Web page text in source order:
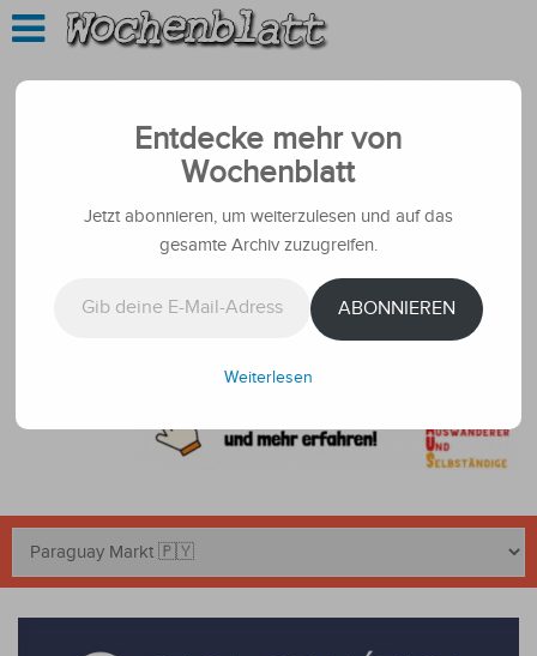
Entdecke mehr von
Wochenblatt
Jetzt abonnieren, um weiterzulesen und auf das
gesamte Archiv zuzugreifen.
ABONNIEREN
Weiterlesen